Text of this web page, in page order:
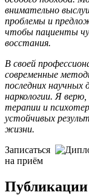
внимательно
проблемы и
чтобы пациенты
восстания.
В своей
современные
последних
наркологии. Я
терапии и
устойчивых
жизни.
Записаться
на приём
Публикации